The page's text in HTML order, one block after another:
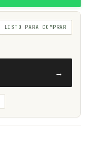
LISTO PARA COMPRAR
→